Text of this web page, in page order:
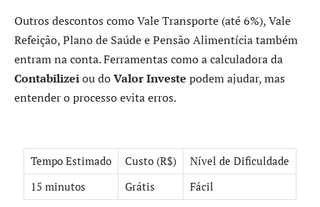
Outros descontos como Vale Transporte (até 6%), Vale
Refeição, Plano de Saúde e Pensão Alimentícia também
entram na conta. Ferramentas como a calculadora da
Contabilizeiou doValor Investe podem ajudar, mas
entender o processo evita erros.
Tempo Estimado Custo (R$)
Nível de Dificuldade
15 minutos
Grátis Fácil